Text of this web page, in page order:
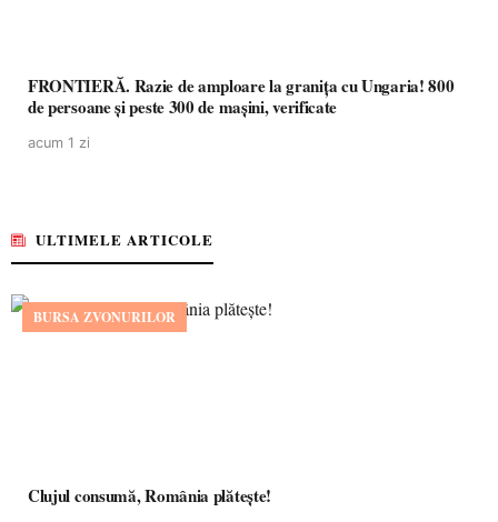
FRONTIERĂ. Razie de amploare la granița cu Ungaria! 800
de persoane și peste 300 de mașini, verificate
acum 1 zi
ULTIMELE ARTICOLE
BURSA ZVONURILOR
Clujul consumă, România plătește!